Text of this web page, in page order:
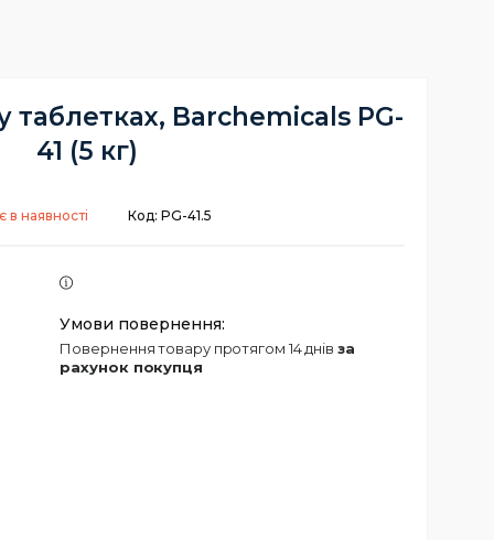
таблетках, Barchemicals PG-
41 (5 кг)
в наявності Код: PG-41.5
повернення товару протягом 14 днів за
рахунок покупця